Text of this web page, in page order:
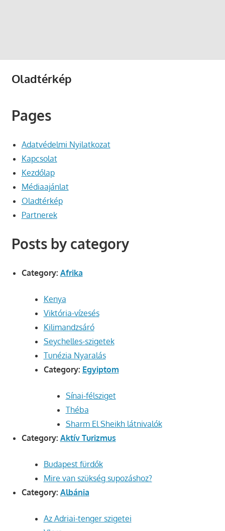
Oladtérkép
Pages
Adatvédelmi Nyilatkozat
Kapcsolat
Kezdőlap
Médiaajánlat
Oladtérkép
Partnerek
Posts by category
Category: Afrika
Kenya
Viktória-vízesés
Kilimandzsáró
Seychelles-szigetek
Tunézia Nyaralás
Category: Egyiptom
Sínai-félsziget
Théba
Sharm El Sheikh látnivalók
Category: Aktív Turizmus
Budapest fürdők
Mire van szükség supozáshoz?
Category: Albánia
Az Adriai-tenger szigetei